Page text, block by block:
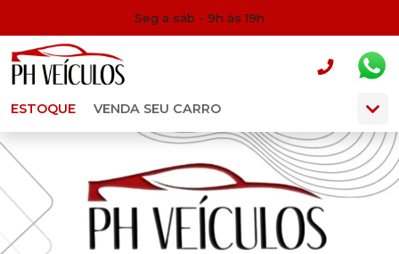
Seg a sáb - 9h às 19h
ESTOQUE VENDA SEU CARRO